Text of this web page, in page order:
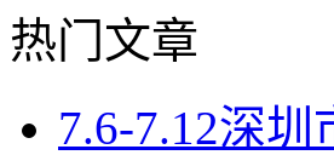
热门文章
7.6-7.12深